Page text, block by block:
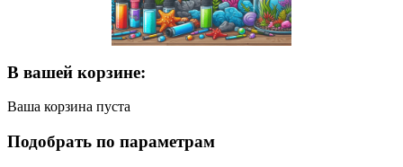
В вашей корзине:
Ваша корзина пуста
Подобрать по параметрам